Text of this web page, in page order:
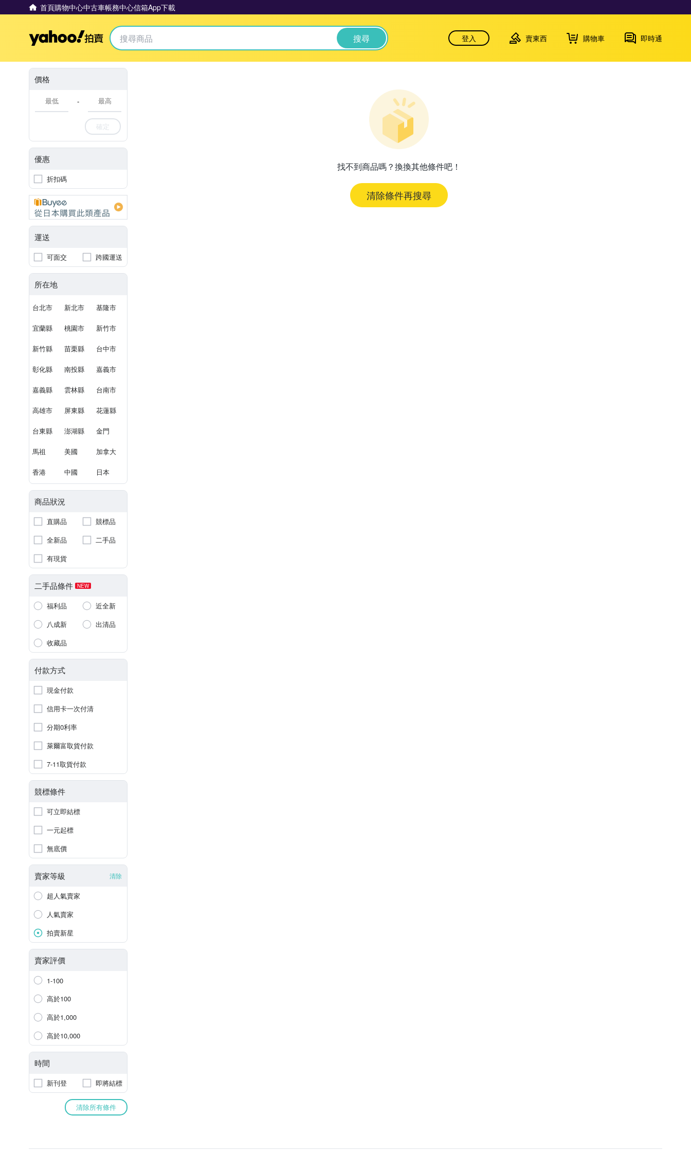
首頁購物中心中古車帳務中心信箱App下載
Yahoo拍賣 搜尋 登入 賣東西 購物車 即時通
價格
-
確定
優惠
折扣碼
運送
可面交 跨國運送
所在地
台北市 新北市 基隆市
宜蘭縣 桃園市 新竹市
新竹縣 苗栗縣 台中市
彰化縣 南投縣 嘉義市
嘉義縣 雲林縣 台南市
高雄市 屏東縣 花蓮縣
台東縣 澎湖縣 金門
馬祖 美國 加拿大
香港 中國 日本
商品狀況
直購品
競標品
全新品
二手品
有現貨
二手品條件 NEW
福利品
近全新
八成新
出清品
收藏品
付款方式
現金付款
信用卡一次付清
分期0利率
萊爾富取貨付款
7-11取貨付款
競標條件
可立即結標
一元起標
無底價
賣家等級 清除
超人氣賣家
人氣賣家
拍賣新星
賣家評價
1-100
高於100
高於1,000
高於10,000
時間
新刊登 即將結標
清除所有條件
找不到商品嗎？換換其他條件吧！
清除條件再搜尋